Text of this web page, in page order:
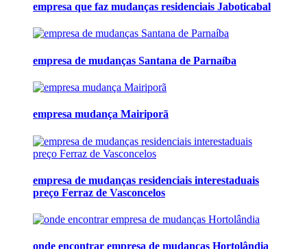
empresa que faz mudanças residenciais Jaboticabal
empresa de mudanças Santana de Parnaíba
empresa mudança Mairiporã
empresa de mudanças residenciais interestaduais
preço Ferraz de Vasconcelos
onde encontrar empresa de mudanças Hortolândia